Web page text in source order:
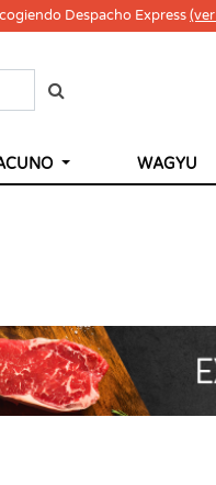
Despacho Express
WAGYU